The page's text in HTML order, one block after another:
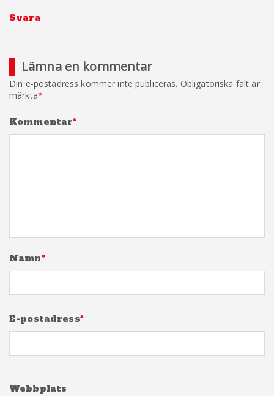
Svara
Lämna en kommentar
Din e-postadress kommer inte publiceras. Obligatoriska fält är
märkta*
Kommentar*
Namn*
E-postadress*
Webbplats